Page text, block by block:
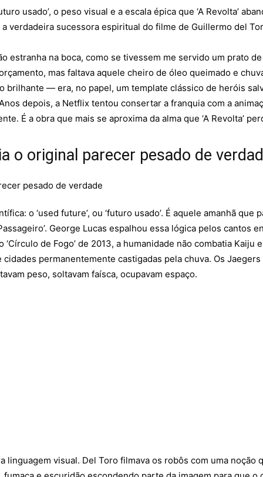
usado’, o peso visual e a escala épica que ‘A Revolta’
verdadeira sucessora espiritual do filme de Guillermo del
estranha na boca, como se tivessem me servido um prato
mas faltava aquele cheiro de óleo queimado e
brilhante — era, no papel, um template clássico de heróis
depois, a Netflix tentou consertar a franquia com a
É a obra que mais se aproxima da alma que ‘A Revolta’
o original parecer pesado de
o ‘used future’, ou ‘futuro usado’. É aquele amanhã que
George Lucas espalhou essa lógica pelos cantos
de Fogo’ de 2013, a humanidade não combatia
permanentemente castigadas pela chuva. Os
peso, soltavam faísca, ocupavam espaço.
linguagem visual. Del Toro filmava os robôs com uma noção